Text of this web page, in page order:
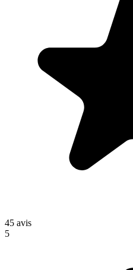
45 avis
5